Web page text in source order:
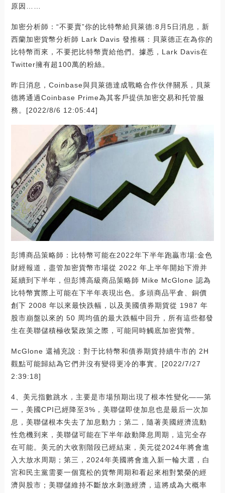
原因……
加密分析師：“不要賣”你的比特幣給貝萊德:8月5日消息，新
西蘭加密貨幣分析師 Lark Davis 發推稱：貝萊德正在為你的
比特幣而來，不要把比特幣賣給他們。據悉，Lark Davis在
Twitter擁有超100萬的粉絲。
昨日消息，Coinbase與貝萊德達成戰略合作伙伴關系，貝萊
德將通過Coinbase Prime為其客戶提供加密交易和托管服
務。[2022/8/6 12:05:44]
彭博商品策略師：比特幣可能在2022年下半年跑贏市場:金色
財經報道，盡管加密貨幣市場從 2022 年上半年開始下滑并
延續到下半年，但彭博高級商品策略師 Mike McGlone 認為
比特幣實際上可能在下半年表現出色。多頭商品平倉、銅價
創下 2008 年以來最快跌幅，以及美國債券期貨從 1987 年
股市崩盤以來的 50 周均值的最大跌幅中回升，所有這些都發
生在美聯儲積極收緊政策之際，可能同時觸底加密貨幣。
McGlone 還補充說：對于比特幣和債券期貨持續牛市的 2H
觀點可能歸結為它們并沒有變得更冷的事實。[2022/7/27
2:39:18]
4、美元指數跳水，主要是市場預期出現了根本性變化——第
一，美國CPI已經降至3%，美聯儲即使加息也是最后一次加
息，美聯儲根本失去了加息動力；第二，隨著美國經濟流動
性危機到來，美聯儲可能在下半年啟動降息周期，這完全存
在可能。美元的大收割階段已經結束，美元從2024年將會進
入大放水周期；第三，2024年美國將會進入新一輪大選，白
宮和民主黨需要一個寬松的貨幣周期和看起來相對繁榮的經
濟與股市；美聯儲維持不斷放水刺激經濟，這將成為大概率